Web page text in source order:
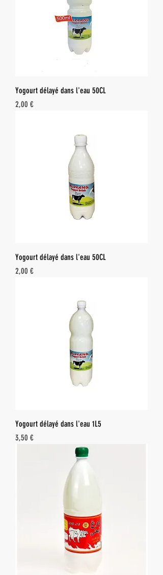
Yogourt délayé dans l'eau 50CL
Prix
2,00 €
Yogourt délayé dans l'eau 50CL
Prix
2,00 €
Yogourt délayé dans l'eau 1L5
Prix
3,50 €